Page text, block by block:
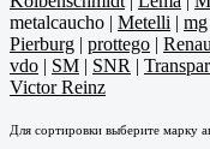
metalcaucho | Metelli | mg
Pierburg | prottego |
vdo | SM | SNR |
Victor Reinz
Для сортировки выберите марку